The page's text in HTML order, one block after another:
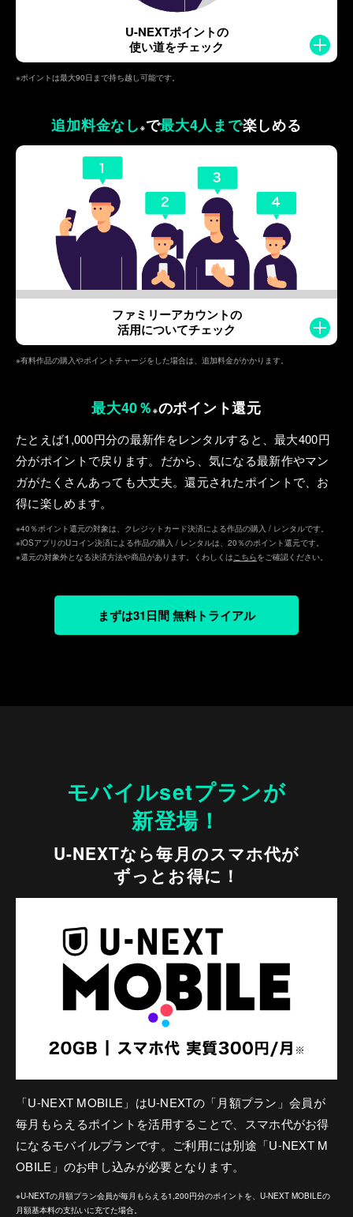
U-NEXTポイントの
使い道をチェック
※ポイントは最大90日まで持ち越し可能です。
追加料金なし ※で最大4人まで楽しめる
ファミリーアカウントの
活用についてチェック
※有料作品の購入やポイントチャージをした場合は、追加料金がかかります。
最大40％ ※のポイント還元
たとえば1,000円分の最新作をレンタルすると、最⼤400円
分がポイントで戻ります。だから、気になる最新作やマン
ガがたくさんあっても⼤丈夫。還元されたポイントで、お
得に楽しめます。
※40％ポイント還元の対象は、クレジットカード決済による作品の購入 / レンタルです。
※iOSアプリのUコイン決済による作品の購入 / レンタルは、20％のポイント還元です。
※還元の対象外となる決済方法や商品があります。くわしくはこちらをご確認ください。
まずは31日間 無料トライアル
モバイルsetプランが
新登場！
U-NEXTなら毎月のスマホ代が
ずっとお得に！
「U-NEXT MOBILE」はU-NEXTの「月額プラン」会員が
毎月もらえるポイントを活用することで、スマホ代がお得
になるモバイルプランです。ご利用には別途「U-NEXT M
OBILE」のお申し込みが必要となります。
※U-NEXTの月額プラン会員が毎月もらえる1,200円分のポイントを、U-NEXT MOBILEの
月額基本料の支払いに充てた場合。